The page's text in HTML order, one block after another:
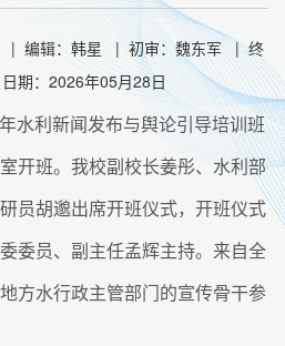
| 编辑：韩星 | 初审：魏东军 | 终
期：2026年05月28日
水利新闻发布与舆论引导培训班
开班。我校副校长姜彤、水利部
员胡邈出席开班仪式，开班仪式
委员、副主任孟辉主持。来自全
方水行政主管部门的宣传骨干参